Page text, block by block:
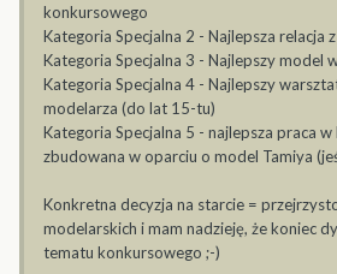
konkursowego
Kategoria Specjalna 2 - Najlepsza relacja
Kategoria Specjalna 3 - Najlepszy model
Kategoria Specjalna 4 - Najlepszy
modelarza (do lat 15-tu)
Kategoria Specjalna 5 - najlepsza praca
zbudowana w oparciu o model Tamiya
Konkretna decyzja na starcie =
modelarskich i mam nadzieję, że koniec
tematu konkursowego ;-)